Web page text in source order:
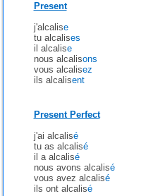
Present
j'alcalise
tu alcalises
il alcalise
nous alcalisons
vous alcalisez
ils alcalisent
Present Perfect
j'ai alcalisé
tu as alcalisé
il a alcalisé
nous avons alcalisé
vous avez alcalisé
ils ont alcalisé